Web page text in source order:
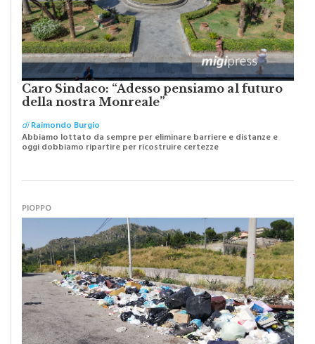
Caro Sindaco: “Adesso pensiamo al futuro
della nostra Monreale”
diRaimondo Burgio
Abbiamo lottato da sempre per eliminare barriere e distanze e
oggi dobbiamo ripartire per ricostruire certezze